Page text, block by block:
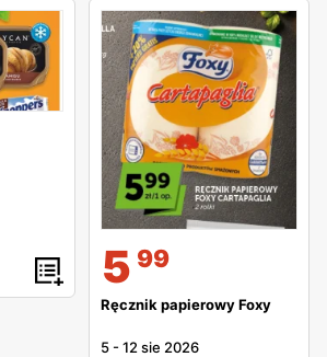
5 99
Ręcznik papierowy Foxy
5 -12 sie 2026